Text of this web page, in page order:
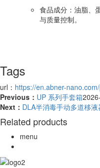
食品成分：油脂、
与质量控制。
Tags
url： https://en.abner-
Previous： UP 系列手套箱
Next： DLA半消毒手动多道移液
Related products
menu